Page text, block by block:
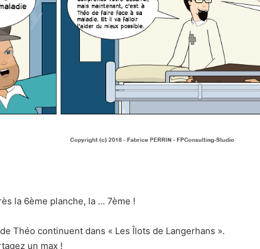
la 6ème planche, la … 7ème !
Théo continuent dans « Les Îlots de Langerhans ».
un max !